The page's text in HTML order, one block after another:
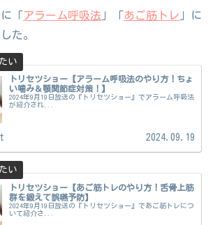
「 アラーム呼吸法 」「 あご筋トレ 」に
た。
トリセツショー【アラーム呼吸法のやり方！ちょ
い噛み＆顎関節症対策！】
2024年9月19日放送の『トリセツショー』でアラーム呼吸法
が紹介され...
2024.09.19
トリセツショー【あご筋トレのやり方！舌骨上筋
群を鍛えて誤嚥予防】
2024年9月19日放送の『トリセツショー』であご筋トレにつ
いて紹介さ...